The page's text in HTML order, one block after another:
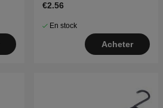
€2.56
En stock
Acheter